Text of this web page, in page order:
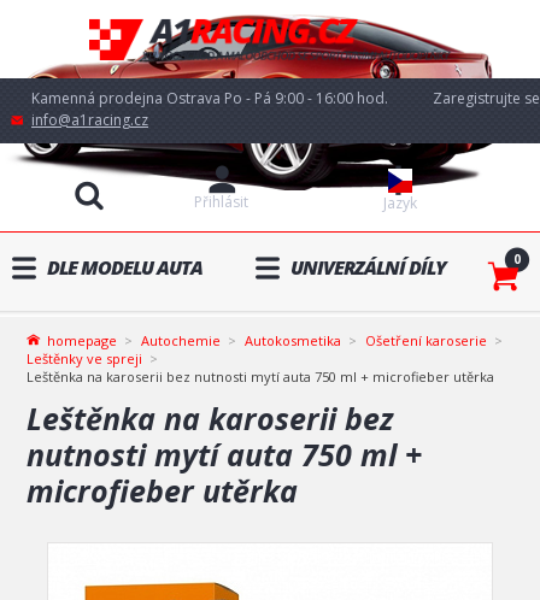
Kamenná prodejna Ostrava Po - Pá 9:00 - 16:00 hod.
info@a1racing.cz
Jazyk
Přihlásit
Zaregistrujte se
DLE MODELU AUTA UNIVERZÁLNÍ DÍLY 0
homepage Autochemie Autokosmetika
Ošetření karoserie
Leštěnky ve spreji
Leštěnka na karoserii bez nutnosti mytí auta 750 ml + microfieber utěrka
Leštěnka na karoserii bez
nutnosti mytí auta 750 ml +
microfieber utěrka